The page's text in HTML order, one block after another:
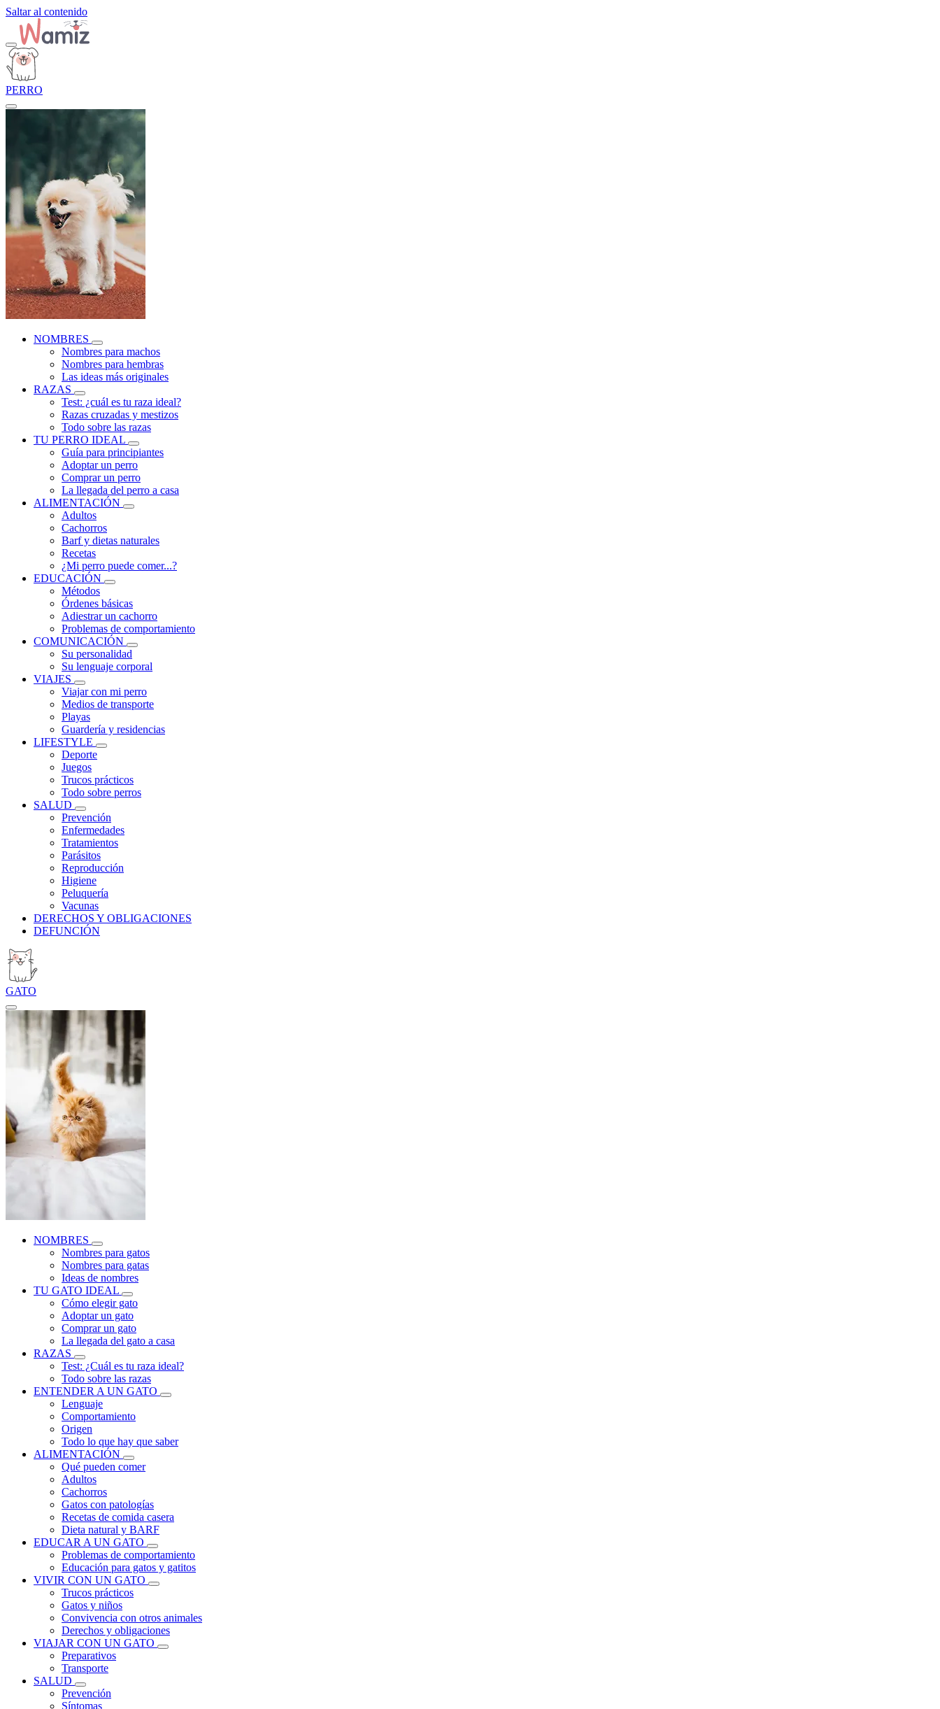
Saltar al contenido
PERRO
NOMBRES
Nombres para machos
Nombres para hembras
Las ideas más originales
RAZAS
Test: ¿cuál es tu raza ideal?
Razas cruzadas y mestizos
Todo sobre las razas
TU PERRO IDEAL
Guía para principiantes
Adoptar un perro
Comprar un perro
La llegada del perro a casa
ALIMENTACIÓN
Adultos
Cachorros
Barf y dietas naturales
Recetas
¿Mi perro puede comer...?
EDUCACIÓN
Métodos
Órdenes básicas
Adiestrar un cachorro
Problemas de comportamiento
COMUNICACIÓN
Su personalidad
Su lenguaje corporal
VIAJES
Viajar con mi perro
Medios de transporte
Playas
Guardería y residencias
LIFESTYLE
Deporte
Juegos
Trucos prácticos
Todo sobre perros
SALUD
Prevención
Enfermedades
Tratamientos
Parásitos
Reproducción
Higiene
Peluquería
Vacunas
DERECHOS Y OBLIGACIONES
DEFUNCIÓN
GATO
NOMBRES
Nombres para gatos
Nombres para gatas
Ideas de nombres
TU GATO IDEAL
Cómo elegir gato
Adoptar un gato
Comprar un gato
La llegada del gato a casa
RAZAS
Test: ¿Cuál es tu raza ideal?
Todo sobre las razas
ENTENDER A UN GATO
Lenguaje
Comportamiento
Origen
Todo lo que hay que saber
ALIMENTACIÓN
Qué pueden comer
Adultos
Cachorros
Gatos con patologías
Recetas de comida casera
Dieta natural y BARF
EDUCAR A UN GATO
Problemas de comportamiento
Educación para gatos y gatitos
VIVIR CON UN GATO
Trucos prácticos
Gatos y niños
Convivencia con otros animales
Derechos y obligaciones
VIAJAR CON UN GATO
Preparativos
Transporte
SALUD
Prevención
Síntomas